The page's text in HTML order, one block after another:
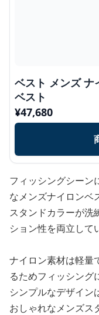
ベスト メンズ ナ
ベスト
¥47,680
フィッシングシーン
なメンズナイロンベ
スタンドカラーが洗
ション性を両立して
ナイロン素材は軽量
るためフィッシング
シンプルなデザイン
おしゃれなメンズス